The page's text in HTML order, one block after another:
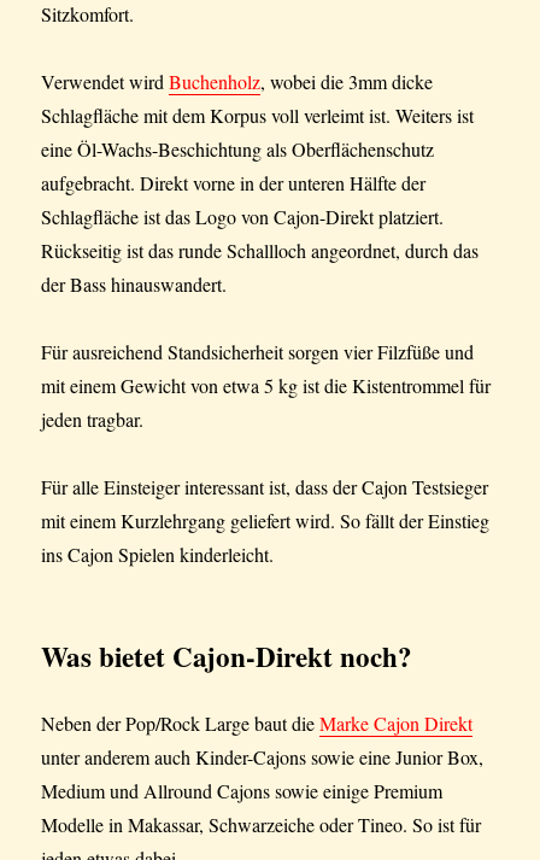
Sitzkomfort.
Verwendet wirdBuchenholz, wobei die 3mm dicke
Schlagfläche mit dem Korpus voll verleimt ist. Weiters ist
eine Öl-Wachs-Beschichtung als Oberflächenschutz
aufgebracht. Direkt vorne in der unteren Hälfte der
Schlagfläche ist das Logo von Cajon-Direkt platziert.
Rückseitig ist das runde Schallloch angeordnet, durch das
der Bass hinauswandert.
Für ausreichend Standsicherheit sorgen vier Filzfüße und
mit einem Gewicht von etwa 5 kg ist die Kistentrommel für
jeden tragbar.
Für alle Einsteiger interessant ist, dass der Cajon Testsieger
mit einem Kurzlehrgang geliefert wird. So fällt der Einstieg
ins Cajon Spielen kinderleicht.
Was bietet Cajon-Direkt noch?
Neben der Pop/Rock Large baut dieMarke Cajon Direkt
unter anderem auch Kinder-Cajons sowie eine Junior Box,
Medium und Allround Cajons sowie einige Premium
Modelle in Makassar, Schwarzeiche oder Tineo. So ist für